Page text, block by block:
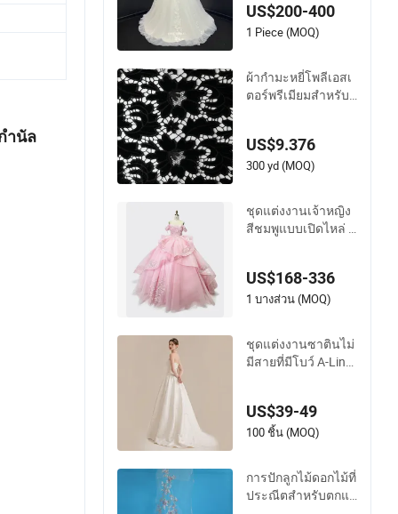
ำนัล
US$200-400
1 Piece (MOQ)
ผ้ากำมะหยี่โพลีเอสเ
ตอร์พรีเมียมสำหรับ
US$9.376
300 yd (MOQ)
ชุดแต่งงานเจ้าหญิง
สีชมพูแบบเปิดไหล่ ค
หญิง ชุดเดรส ชุดพร
อม
US$168-336
1 บางส่วน (MOQ)
ชุดแต่งงานซาตินไม่
มีสายที่มีโบว์ A-Line
ได้ ขนาดใหญ่ สวยง
าม สีงาช้าง
US$39-49
100 ชิ้น (MOQ)
การปักลูกไม้ดอกไม้ที่
ประณีตสำหรับตกแต่